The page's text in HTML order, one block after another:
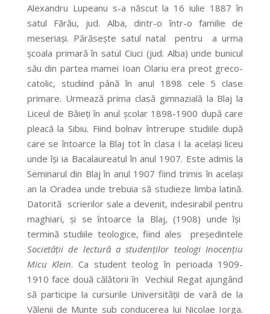
Alexandru Lupeanu s-a născut la 16 iulie 1887 în
satul Fărău, jud. Alba, dintr-o într-o familie de
meseriaşi. Părăseşte satul natal pentru a urma
şcoala primară în satul Ciuci (jud. Alba) unde bunicul
său din partea mamei Ioan Olariu era preot greco-
catolic, studiind până în anul 1898 cele 5 clase
primare. Urmează prima clasă gimnazială la Blaj la
Liceul de Băieţi în anul şcolar 1898-1900 după care
pleacă la Sibiu. Fiind bolnav întrerupe studiile după
care se întoarce la Blaj tot în clasa I la acelaşi liceu
unde îşi ia Bacalaureatul în anul 1907. Este admis la
Seminarul din Blaj în anul 1907 fiind trimis în acelaşi
an la Oradea unde trebuia să studieze limba latină.
Datorită scrierilor sale a devenit, indesirabil pentru
maghiari, şi se întoarce la Blaj, (1908) unde îşi
termină studiile teologice, fiind ales preşedintele
Societăţii de lectură a studenţilor teologi Inocenţiu
Micu Klein. Ca student teolog în perioada 1909-
1910 face două călătorii în Vechiul Regat ajungând
să participe la cursurile Universităţii de vară de la
Vălenii de Munte sub conducerea lui Nicolae Iorga.